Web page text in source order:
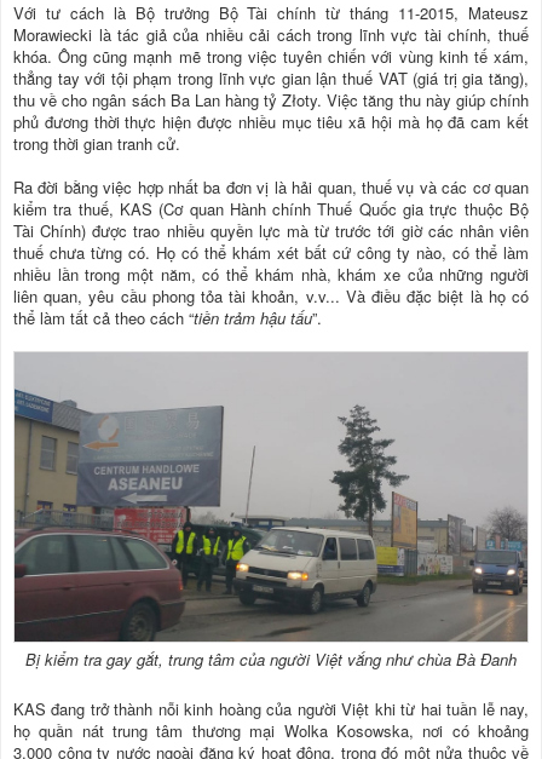
Với tư cách là Bộ trưởng Bộ Tài chính từ tháng 11-2015, Mateusz
Morawiecki là tác giả của nhiều cải cách trong lĩnh vực tài chính, thuế
khóa. Ông cũng mạnh mẽ trong việc tuyên chiến với vùng kinh tế xám,
thẳng tay với tội phạm trong lĩnh vực gian lận thuế VAT (giá trị gia tăng),
thu về cho ngân sách Ba Lan hàng tỷ Złoty. Việc tăng thu này giúp chính
phủ đương thời thực hiện được nhiều mục tiêu xã hội mà họ đã cam kết
trong thời gian tranh cử.
Ra đời bằng việc hợp nhất ba đơn vị là hải quan, thuế vụ và các cơ quan
kiểm tra thuế, KAS (Cơ quan Hành chính Thuế Quốc gia trực thuộc Bộ
Tài Chính) được trao nhiều quyền lực mà từ trước tới giờ các nhân viên
thuế chưa từng có. Họ có thể khám xét bất cứ công ty nào, có thể làm
nhiều lần trong một năm, có thể khám nhà, khám xe của những người
liên quan, yêu cầu phong tỏa tài khoản, v.v... Và điều đặc biệt là họ có
thể làm tất cả theo cách “tiền trảm hậu tấu”.
Bị kiểm tra gay gắt, trung tâm của người Việt vắng như chùa Bà Đanh
KAS đang trở thành nỗi kinh hoàng của người Việt khi từ hai tuần lễ nay,
họ quần nát trung tâm thương mại Wolka Kosowska, nơi có khoảng
3.000 công ty nước ngoài đăng ký hoạt động, trong đó một nửa thuộc về